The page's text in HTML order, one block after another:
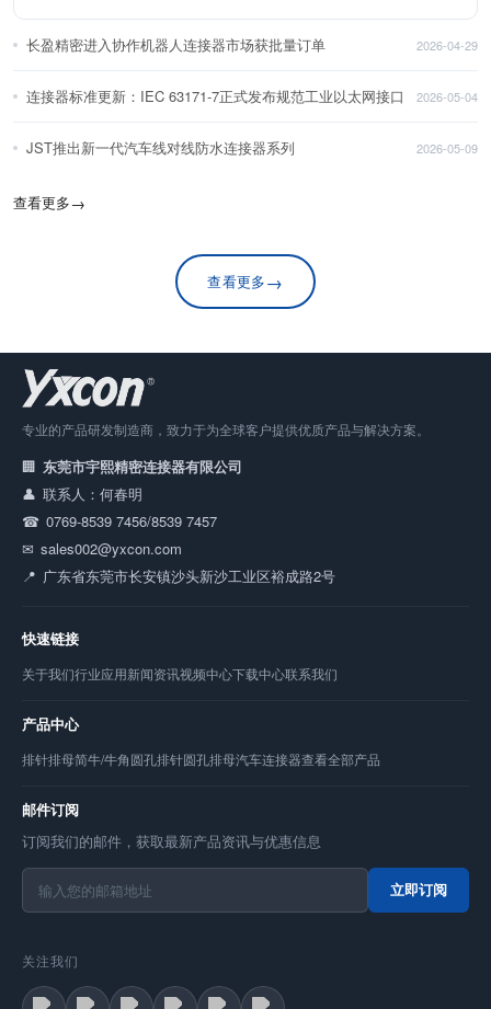
长盈精密进入协作机器人连接器市场获批量订单 2026-04-29
连接器标准更新：IEC 63171-7正式发布规范工业以太网接口 2026-05-04
JST推出新一代汽车线对线防水连接器系列 2026-05-09
查看更多→
查看更多→
专业的产品研发制造商，致力于为全球客户提供优质产品与解决方案。
东莞市宇熙精密连接器有限公司
联系人：何春明
0769-8539 7456/8539 7457
sales002@yxcon.com
广东省东莞市长安镇沙头新沙工业区裕成路2号
快速链接
关于我们行业应用新闻资讯视频中心下载中心联系我们
产品中心
排针排母简牛/牛角圆孔排针圆孔排母汽车连接器查看全部产品
邮件订阅
订阅我们的邮件，获取最新产品资讯与优惠信息
立即订阅
关注我们